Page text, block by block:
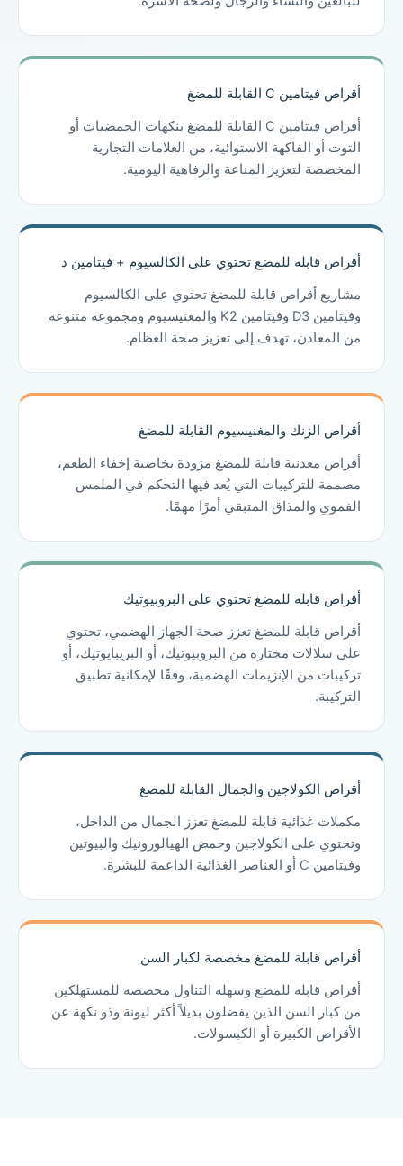
أقراص فيتامين C القابلة للمضغ
أقراص فيتامين C القابلة للمضغ بنكهات الحمضيات أو
التوت أو الفاكهة الاستوائية، من العلامات التجارية
المخصصة لتعزيز المناعة والرفاهية اليومية.
أقراص قابلة للمضغ تحتوي على الكالسيوم + فيتامين د
مشاريع أقراص قابلة للمضغ تحتوي على الكالسيوم
وفيتامين D3 وفيتامين K2 والمغنيسيوم ومجموعة متنوعة
من المعادن، تهدف إلى تعزيز صحة العظام.
أقراص الزنك والمغنيسيوم القابلة للمضغ
أقراص معدنية قابلة للمضغ مزودة بخاصية إخفاء الطعم،
مصممة للتركيبات التي يُعد فيها التحكم في الملمس
الفموي والمذاق المتبقي أمرًا مهمًا.
أقراص قابلة للمضغ تحتوي على البروبيوتيك
أقراص قابلة للمضغ تعزز صحة الجهاز الهضمي، تحتوي
على سلالات مختارة من البروبيوتيك، أو البريبايوتيك، أو
تركيبات من الإنزيمات الهضمية، وفقًا لإمكانية تطبيق
التركيبة.
أقراص الكولاجين والجمال القابلة للمضغ
مكملات غذائية قابلة للمضغ تعزز الجمال من الداخل،
وتحتوي على الكولاجين وحمض الهيالورونيك والبيوتين
وفيتامين C أو العناصر الغذائية الداعمة للبشرة.
أقراص قابلة للمضغ مخصصة لكبار السن
أقراص قابلة للمضغ وسهلة التناول مخصصة للمستهلكين
من كبار السن الذين يفضلون بديلاً أكثر ليونة وذو نكهة عن
الأقراص الكبيرة أو الكبسولات.